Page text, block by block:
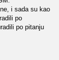
i sada su kao
po
po pitanju